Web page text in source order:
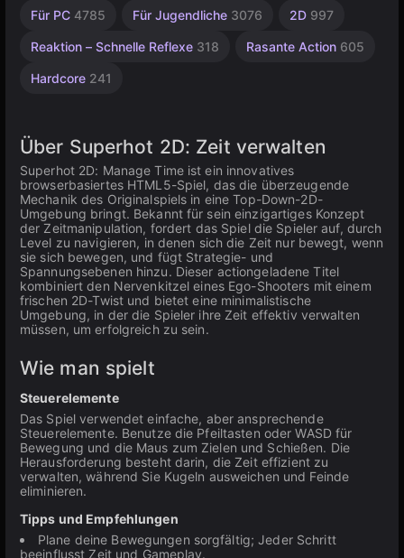
Für PC 4785 Für Jugendliche 3076 2D 997
Reaktion – Schnelle Reflexe 318 Rasante Action 605
Hardcore 241
Ausweichen
Süchtig
2937
Stealth
Endlos
Gedankenspiele
Agility
Desktop
Timing
Indie
Hochwertige
Browser
Unity
3175
Über Superhot 2D: Zeit verwalten
Superhot 2D: Manage Time ist ein innovatives
browserbasiertes HTML5-Spiel, das die überzeugende
Mechanik des Originalspiels in eine Top-Down-2D-
Umgebung bringt. Bekannt für sein einzigartiges Konzept
der Zeitmanipulation, fordert das Spiel die Spieler auf, durch
Level zu navigieren, in denen sich die Zeit nur bewegt, wenn
sie sich bewegen, und fügt Strategie- und
Spannungsebenen hinzu. Dieser actiongeladene Titel
kombiniert den Nervenkitzel eines Ego-Shooters mit einem
frischen 2D-Twist und bietet eine minimalistische
Umgebung, in der die Spieler ihre Zeit effektiv verwalten
müssen, um erfolgreich zu sein.
Wie man spielt
Steuerelemente
Das Spiel verwendet einfache, aber ansprechende
Steuerelemente. Benutze die Pfeiltasten oder WASD für
Bewegung und die Maus zum Zielen und Schießen. Die
Herausforderung besteht darin, die Zeit effizient zu
verwalten, während Sie Kugeln ausweichen und Feinde
eliminieren.
Tipps und Empfehlungen
Plane deine Bewegungen sorgfältig; Jeder Schritt
beeinflusst Zeit und Gameplay.